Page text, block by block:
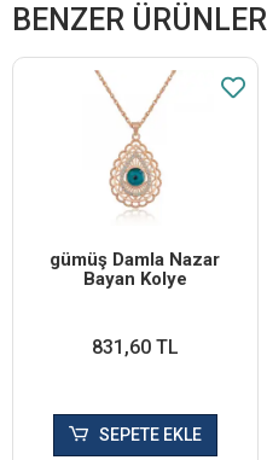
BENZER ÜRÜNLER
​gümüş Damla Nazar
Bayan Kolye
831,60 TL
SEPETE EKLE